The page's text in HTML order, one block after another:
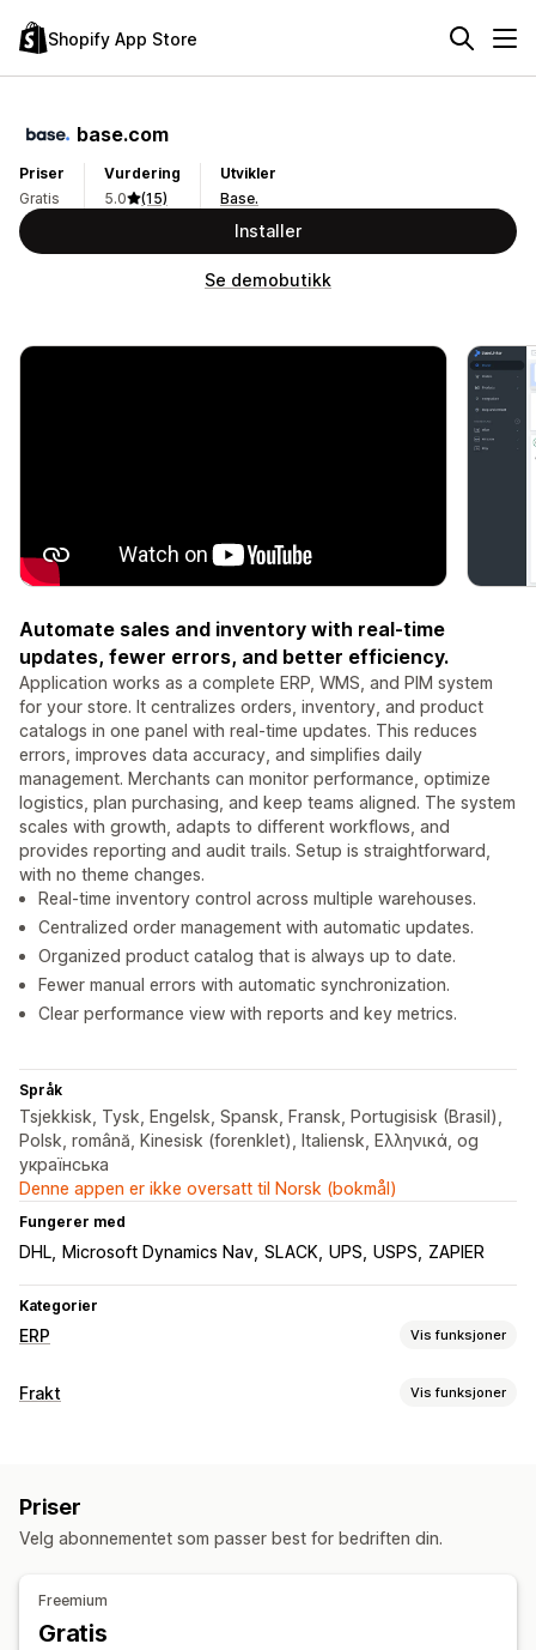
Shopify App Store
base.com
Priser
Gratis
Vurdering
5.0
(15)
Utvikler
Base.
Installer
Se demobutikk
Automate sales and inventory with real-time
updates, fewer errors, and better efficiency.
Application works as a complete ERP, WMS, and PIM system
for your store. It centralizes orders, inventory, and product
catalogs in one panel with real-time updates. This reduces
errors, improves data accuracy, and simplifies daily
management. Merchants can monitor performance, optimize
logistics, plan purchasing, and keep teams aligned. The system
scales with growth, adapts to different workflows, and
provides reporting and audit trails. Setup is straightforward,
with no theme changes.
Real-time inventory control across multiple warehouses.
Centralized order management with automatic updates.
Organized product catalog that is always up to date.
Fewer manual errors with automatic synchronization.
Clear performance view with reports and key metrics.
Språk
Tsjekkisk, Tysk, Engelsk, Spansk, Fransk, Portugisisk (Brasil),
Polsk, română, Kinesisk (forenklet), Italiensk, Ελληνικά, og
українська
Denne appen er ikke oversatt til Norsk (bokmål)
Fungerer med
DHL Microsoft Dynamics Nav SLACK UPS USPS ZAPIER
Kategorier
ERP Vis funksjoner
Bestillingsbehandling
Gjennomgang og godkjenning
Bestillingssynkronisering Kundekontoer Kundeservice
Håndtering av lagerbeholdning
Sanntidssynkronisering
Frakt Vis funksjoner
Tilpassede dokumenter
Strekkodeskanning Plukklister Leveringsforsikring
Flere språk
Priser
Velg abonnementet som passer best for bedriften din.
Freemium
Gratis